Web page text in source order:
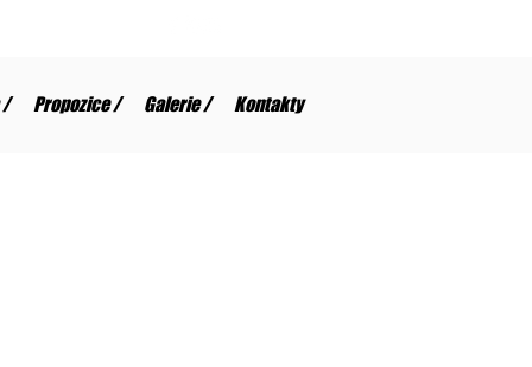
/ Propozice / Galerie / Kontakty